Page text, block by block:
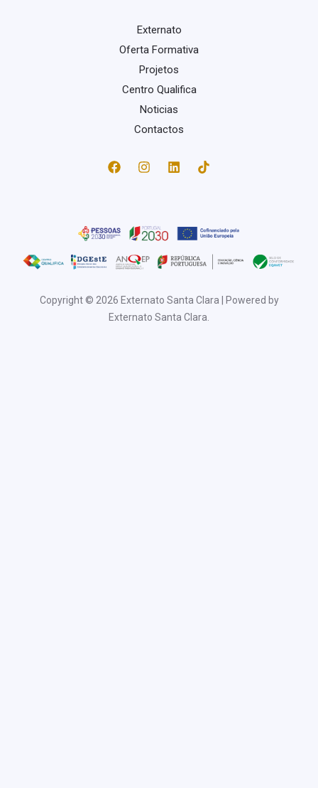
Externato
Oferta Formativa
Projetos
Centro Qualifica
Noticias
Contactos
Copyright © 2026 Externato Santa Clara | Powered by
Externato Santa Clara.